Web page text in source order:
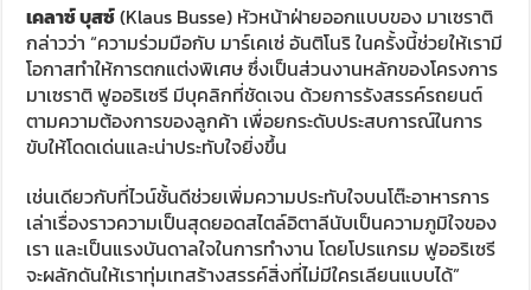
เคลาซ์ บุสซ์(Klaus Busse) หัวหน้าฝ่ายออกแบบของ มาเซราติ
กล่าวว่า “ความร่วมมือกับ มาร์เคเซ่ อันติโนริ ในครั้งนี้ช่วยให้เรามี
โอกาสทำให้การตกแต่งพิเศษ ซึ่งเป็นส่วนงานหลักของโครงการ
มาเซราติ ฟูออริเซรี มีบุคลิกที่ชัดเจน ด้วยการรังสรรค์รถยนต์
ตามความต้องการของลูกค้า เพื่อยกระดับประสบการณ์ในการ
ขับให้โดดเด่นและน่าประทับใจยิ่งขึ้น
เช่นเดียวกับที่ไวน์ชั้นดีช่วยเพิ่มความประทับใจบนโต๊ะอาหารการ
เล่าเรื่องราวความเป็นสุดยอดสไตล์อิตาลีนับเป็นความภูมิใจของ
เรา และเป็นแรงบันดาลใจในการทำงาน โดยโปรแกรม ฟูออริเซรี
จะผลักดันให้เราทุ่มเทสร้างสรรค์สิ่งที่ไม่มีใครเลียนแบบได้”